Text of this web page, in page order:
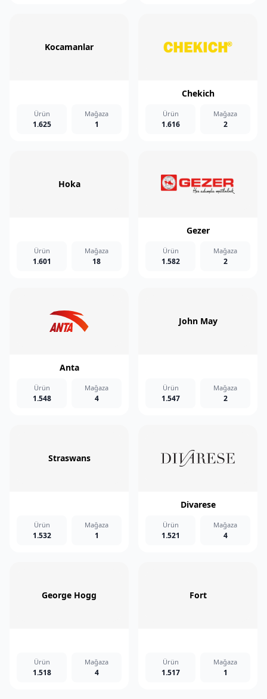
Kocamanlar
Ürün
1.625
Mağaza
1
Chekich
Ürün
1.616
Mağaza
2
Hoka
Ürün
1.601
Mağaza
18
Gezer
Ürün
1.582
Mağaza
2
Anta
Ürün
1.548
Mağaza
4
John May
Ürün
1.547
Mağaza
2
Straswans
Ürün
1.532
Mağaza
1
Divarese
Ürün
1.521
Mağaza
4
George Hogg
Ürün
1.518
Mağaza
4
Fort
Ürün
1.517
Mağaza
1